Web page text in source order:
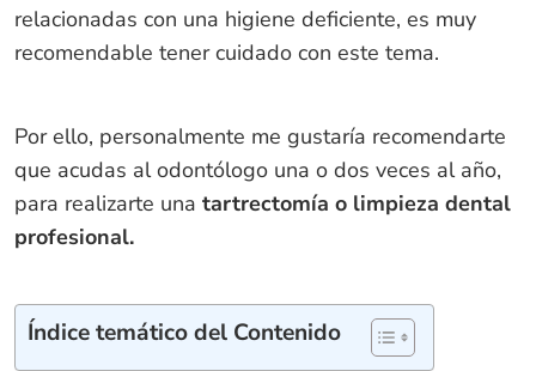
relacionadas con una higiene deficiente, es muy
recomendable tener cuidado con este tema.
Por ello, personalmente me gustaría recomendarte
que acudas al odontólogo una o dos veces al año,
para realizarte una tartrectomía o limpieza dental
profesional.
Índice temático del Contenido